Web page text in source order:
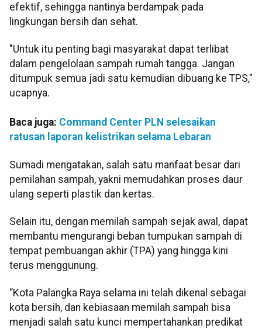
efektif, sehingga nantinya berdampak pada
lingkungan bersih dan sehat.
"Untuk itu penting bagi masyarakat dapat terlibat
dalam pengelolaan sampah rumah tangga. Jangan
ditumpuk semua jadi satu kemudian dibuang ke TPS,"
ucapnya.
Baca juga: Command Center PLN selesaikan
ratusan laporan kelistrikan selama Lebaran
Sumadi mengatakan, salah satu manfaat besar dari
pemilahan sampah, yakni memudahkan proses daur
ulang seperti plastik dan kertas.
Selain itu, dengan memilah sampah sejak awal, dapat
membantu mengurangi beban tumpukan sampah di
tempat pembuangan akhir (TPA) yang hingga kini
terus menggunung.
“Kota Palangka Raya selama ini telah dikenal sebagai
kota bersih, dan kebiasaan memilah sampah bisa
menjadi salah satu kunci mempertahankan predikat